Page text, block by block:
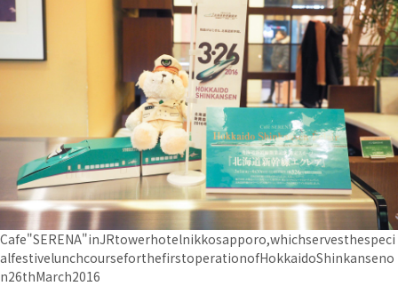
Cafe"SERENA"inJRtowerhotelnikkosapporo,whichservesthespeci
alfestivelunchcourseforthefirstoperationofHokkaidoShinkanseno
n26thMarch2016